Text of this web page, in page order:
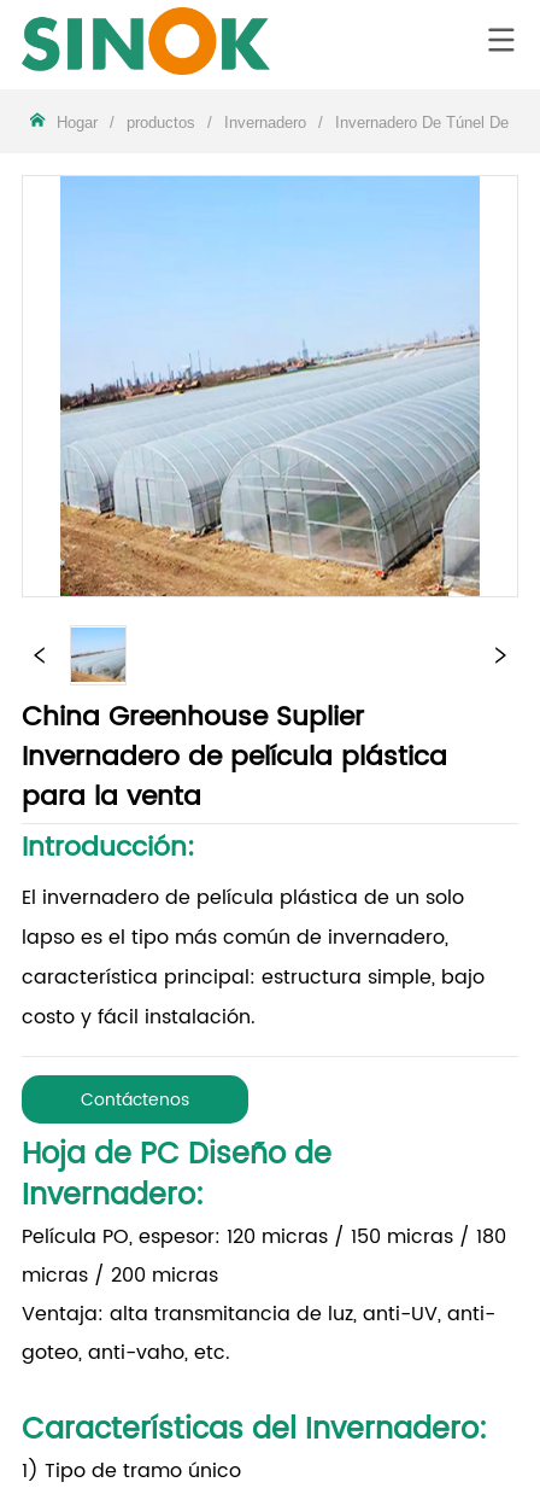
LOGO
Hogar / productos / Invernadero / Invernadero De Túnel De Un
China Greenhouse Suplier
Invernadero de película plástica
para la venta
Introducción:
El invernadero de película plástica de un solo
lapso es el tipo más común de invernadero,
característica principal: estructura simple, bajo
costo y fácil instalación.
Contáctenos
Hoja de PC Diseño de
Invernadero:
Película PO, espesor: 120 micras / 150 micras / 180
micras / 200 micras
Ventaja: alta transmitancia de luz, anti-UV, anti-
goteo, anti-vaho, etc.
Características del Invernadero:
1) Tipo de tramo único